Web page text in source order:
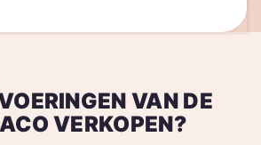
VAN DE
VERKOPEN?